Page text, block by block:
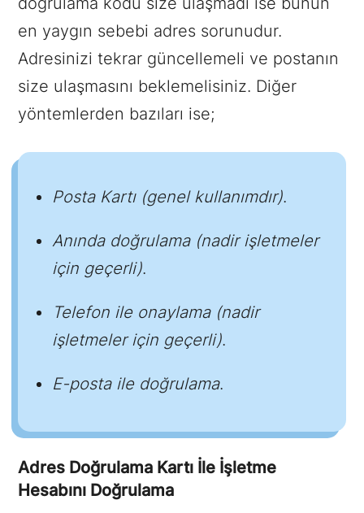
en yaygın sebebi adres sorunudur.
Adresinizi tekrar güncellemeli ve postanın
size ulaşmasını beklemelisiniz. Diğer
yöntemlerden bazıları ise;
Posta Kartı (genel kullanımdır).
Anında doğrulama (nadir işletmeler
için geçerli).
Telefon ile onaylama (nadir
işletmeler için geçerli).
E-posta ile doğrulama.
Adres Doğrulama Kartı İle İşletme
Hesabını Doğrulama